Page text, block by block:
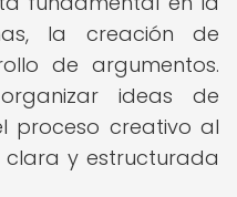
la creación de
de argumentos.
ideas de
proceso creativo al
clara y estructurada